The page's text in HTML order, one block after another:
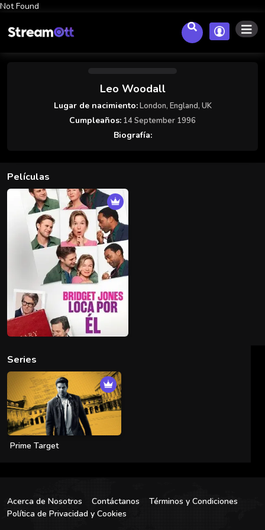
Not Found
Leo Woodall
Lugar de nacimiento:London, England, UK
Cumpleaños: 14 September 1996
Biografía:
Películas
Series
Prime Target
Acerca de Nosotros Contáctanos
Términos y Condiciones
Política de Privacidad y Cookies